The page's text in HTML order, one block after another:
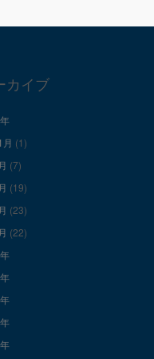
カイブ
月 (1)
(7)
(19)
(23)
(22)